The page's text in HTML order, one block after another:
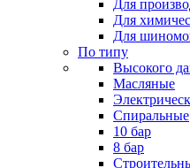
Для
Для
Для
По типу
Высокого
Масляные
Спиральные
10 бар
8 бар